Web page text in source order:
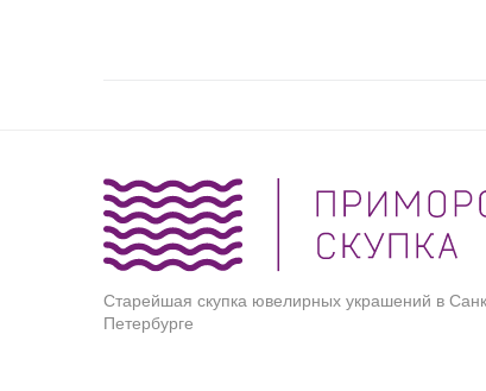
Старейшая скупка ювелирных украшений в
Петербурге